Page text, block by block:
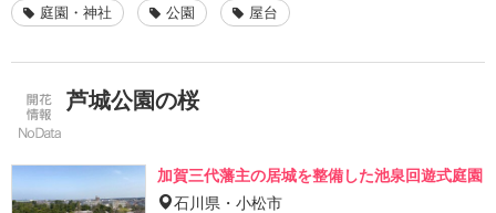
庭園・神社 公園 屋台
芦城公園の桜
加賀三代藩主の居城を整備した池泉回遊式庭園
石川県・小松市